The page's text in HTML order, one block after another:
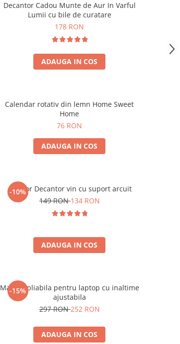
Decantor Cadou Munte de Aur In Varful
Lumii cu bile de curatare
178 RON
ADAUGA IN COS
Calendar rotativ din lemn Home Sweet
Home
76 RON
ADAUGA IN COS
-10%
Aerator Decantor vin cu suport arcuit
149 RON134 RON
ADAUGA IN COS
-15%
Masuta pliabila pentru laptop cu inaltime
ajustabila
297 RON252 RON
ADAUGA IN COS